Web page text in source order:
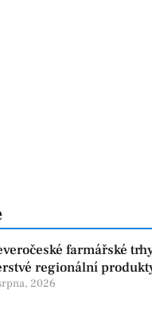
farmářské
regionální
se konají 8.
2026